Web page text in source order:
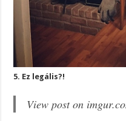
5. Ez legális?!
View post on